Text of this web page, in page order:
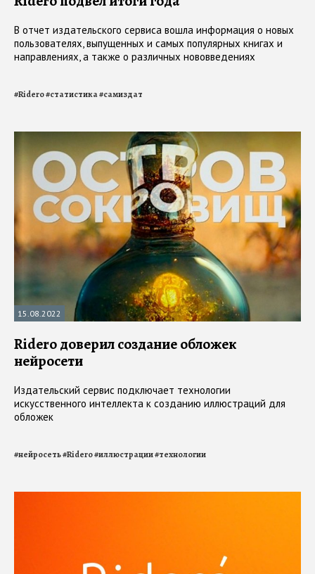
В отчет издательского сервиса вошла информация о новых
пользователях, выпущенных и самых популярных книгах и
направлениях, а также о различных нововведениях
#Ridero#статистика#самиздат
15.08.2022
Ridero доверил создание обложек
нейросети
Издательский сервис подключает технологии
искусственного интеллекта к созданию иллюстраций для
обложек
#нейросеть#Ridero#иллюстрации#технологии